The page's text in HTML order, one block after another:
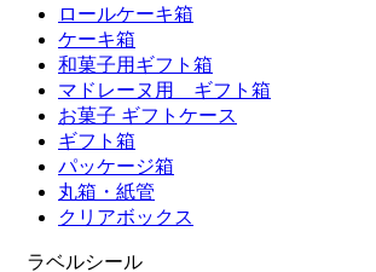
ロールケーキ箱
ケーキ箱
和菓子用ギフト箱
マドレーヌ用 ギフト箱
お菓子 ギフトケース
ギフト箱
パッケージ箱
丸箱・紙管
クリアボックス
ラベルシール